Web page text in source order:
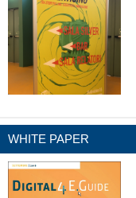
WHITE PAPER